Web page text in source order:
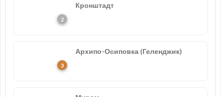
Кронштадт
Архипо-Осиповка (Геленджик)